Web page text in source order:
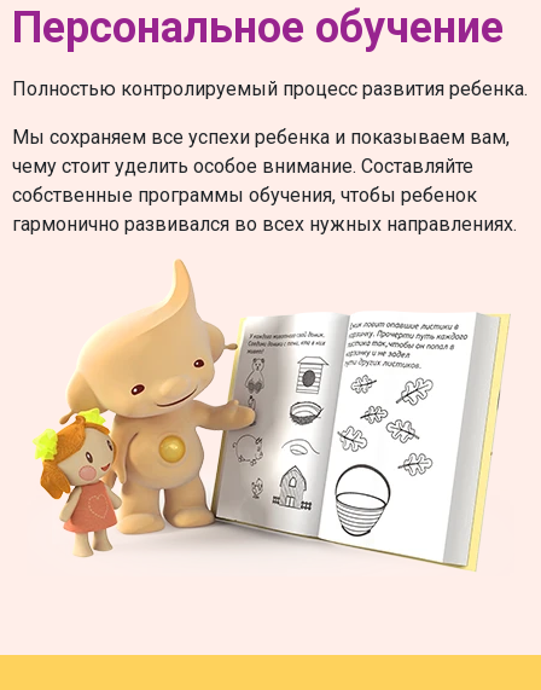
Персональное обучение
Полностью контролируемый процесс развития ребенка.
Мы сохраняем все успехи ребенка и показываем вам,
чему стоит уделить особое внимание. Составляйте
собственные программы обучения, чтобы ребенок
гармонично развивался во всех нужных направлениях.